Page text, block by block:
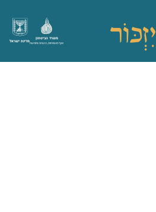
מדינת ישראל
משרד הביטחון
אגף משפחות, הנצחה ומורשת